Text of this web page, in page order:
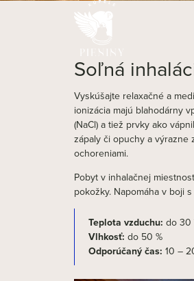
Soľná
Vyskúšajte relaxačné a
ionizácia majú blahodárny
(NaCl) a tiež prvky ako
zápaly či opuchy a
ochoreniami.
Pobyt v inhalačnej
pokožky. Napomáha v boji
Teplota vzduchu: do 30
Vlhkosť: do 50 %
Odporúčaný čas: 10 –